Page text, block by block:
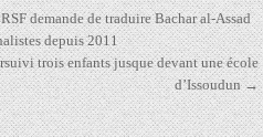
demande de traduire Bachar al-Assad
depuis 2011
trois enfants jusque devant une école
d’Issoudun →